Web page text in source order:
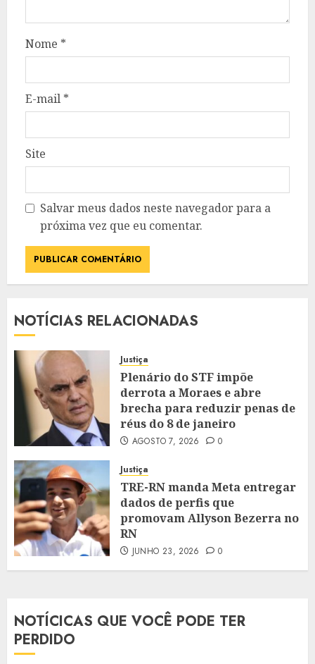
Nome *
E-mail *
Site
Salvar meus dados neste navegador para a
próxima vez que eu comentar.
NOTÍCIAS RELACIONADAS
Justiça
Plenário do STF impõe
derrota a Moraes e abre
brecha para reduzir penas de
réus do 8 de janeiro
AGOSTO 7, 2026 0
Justiça
TRE-RN manda Meta entregar
dados de perfis que
promovam Allyson Bezerra no
RN
JUNHO 23, 2026 0
NOTÍCICAS QUE VOCÊ PODE TER
PERDIDO